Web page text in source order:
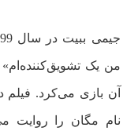
من یک تشویق‌کننده‌ام»
آن بازی می‌کرد. فیلم
نام مگان را روایت